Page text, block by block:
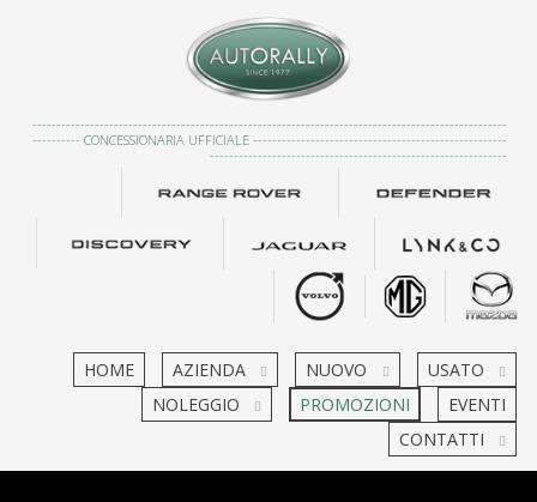
---------------------------------------------------------------------------------------------------
---------- CONCESSIONARIA UFFICIALE -----------------------------------------------------
--------------------------------------------------------------
HOME AZIENDA NUOVO
USATO
NOLEGGIO
PROMOZIONI
EVENTI
CONTATTI